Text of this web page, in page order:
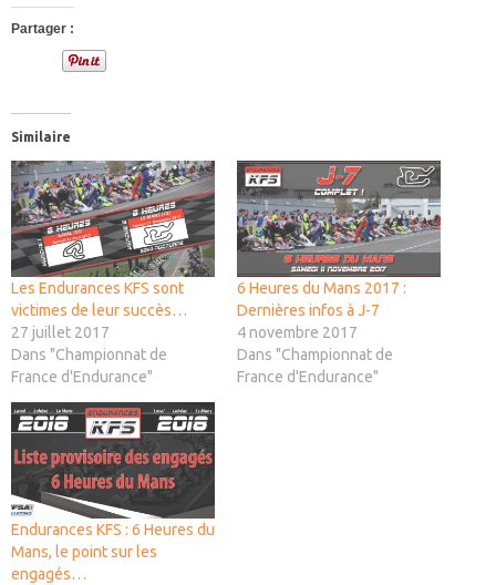
Partager :
Similaire
Les Endurances KFS sont
victimes de leur succès…
27 juillet 2017
Dans "Championnat de
France d'Endurance"
6 Heures du Mans 2017 :
Dernières infos à J-7
4 novembre 2017
Dans "Championnat de
France d'Endurance"
Endurances KFS : 6 Heures du
Mans, le point sur les
engagés…